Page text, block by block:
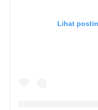
Lihat